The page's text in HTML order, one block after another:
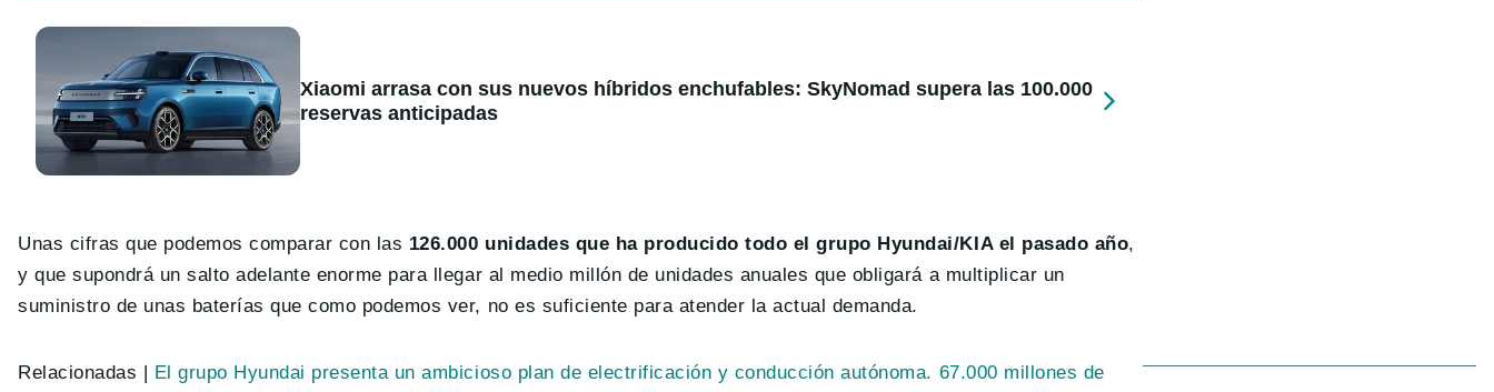
Xiaomi arrasa con sus nuevos híbridos enchufables: SkyNomad supera las 100.000
reservas anticipadas
Unas cifras que podemos comparar con las 126.000 unidades que ha producido todo el grupo Hyundai/KIA el pasado año,
y que supondrá un salto adelante enorme para llegar al medio millón de unidades anuales que obligará a multiplicar un
suministro de unas baterías que como podemos ver, no es suficiente para atender la actual demanda.
Relacionadas | El grupo Hyundai presenta un ambicioso plan de electrificación y conducción autónoma. 67.000 millones de